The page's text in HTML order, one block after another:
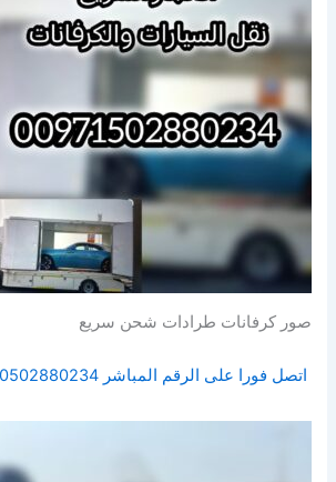
صور كرفانات طرادات شحن سريع
اتصل فورا على الرقم المباشر 0502880234